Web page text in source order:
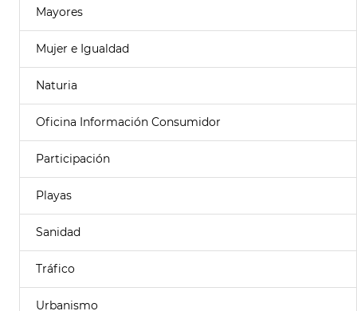
Mayores
Mujer e Igualdad
Naturia
Oficina Información Consumidor
Participación
Playas
Sanidad
Tráfico
Urbanismo